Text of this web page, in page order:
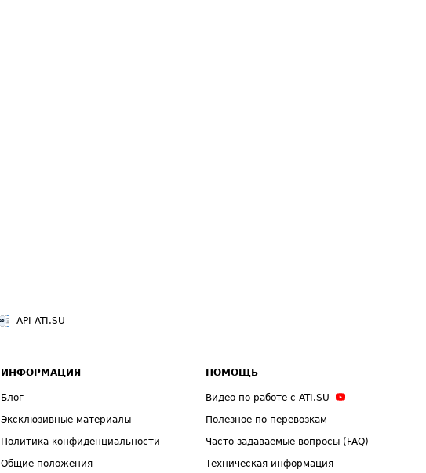
API ATI.SU
ИНФОРМАЦИЯ
Блог
Эксклюзивные материалы
Политика конфиденциальности
Общие положения
ПОМОЩЬ
Видео по работе с ATI.SU
Полезное по перевозкам
Часто задаваемые вопросы (FAQ)
Техническая информация